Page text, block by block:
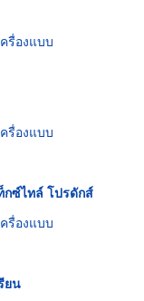
รื่องแบบ
รื่องแบบ
ซ์ไทล์ โปรดักส์
รื่องแบบ
ยน